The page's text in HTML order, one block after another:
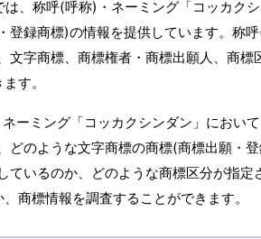
は、称呼(呼称)・ネーミング「コッカク
登録商標)の情報を提供しています。称
文字商標、商標権者・商標出願人、商
す。
ーミング「コッカクシンダン」におい
どのような文字商標の商標(商標出願・
ているのか、どのような商標区分が指
商標情報を調査することができます。